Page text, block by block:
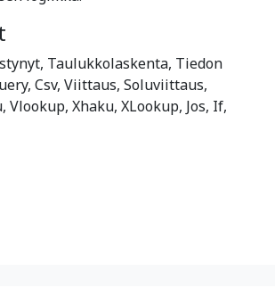
Taulukkolaskenta, Tiedon
Csv, Viittaus, Soluviittaus,
Vlookup, Xhaku, XLookup, Jos, If,